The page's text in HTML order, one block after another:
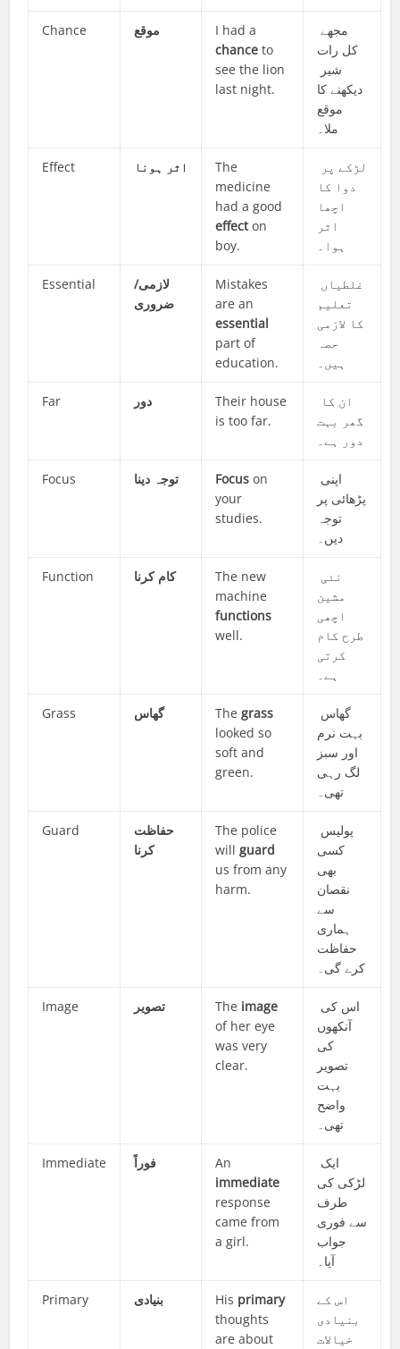
Chance موقع
I had a
chance to
see the lion
last night.
مجھے
کل رات
شیر ​​
دیکھنے کا
موقع
ملا۔
Effect اثر ہونا
The
medicine
had a good
effecton
boy.
دوا کا
اچھا
اثر
ہوا۔
Essential
لازمی/
ضروری
Mistakes
are an
essential
part of
education.
تعلیم
کا لازمی
حصہ
ہیں۔
Far دور
Their house
is too far.
گھر بہت
دور ہے۔
Focus توجہ دینا Focus on
your
studies.
پڑھائی پر
توجہ
دیں۔
Function کام کرنا
The new
machine
functions
well.
مشین
اچھی
طرح کام
کرتی
ہے۔
Grass گھاس Thegrass
looked so
soft and
green.
بہت نرم
اور سبز
لگ رہی
تھی۔
Guard
حفاظت
کرنا
The police
willguard
us from any
harm.
کسی
بھی
نقصان
سے
ہماری
حفاظت
کرے گی۔
Image تصویر The image
of her eye
was very
clear.
آنکھوں
کی
تصویر
بہت
واضح
تھی۔
Immediate فوراً
An
immediate
response
came from
a girl.
لڑکی کی
طرف
سے فوری
جواب
آیا۔
Primary بنیادی His primary
thoughts
are about
اس کے
بنیادی
خیالات